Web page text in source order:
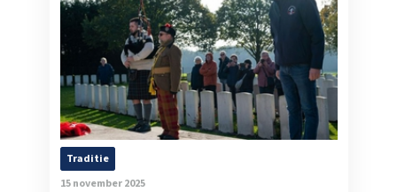
Traditie
15 november 2025